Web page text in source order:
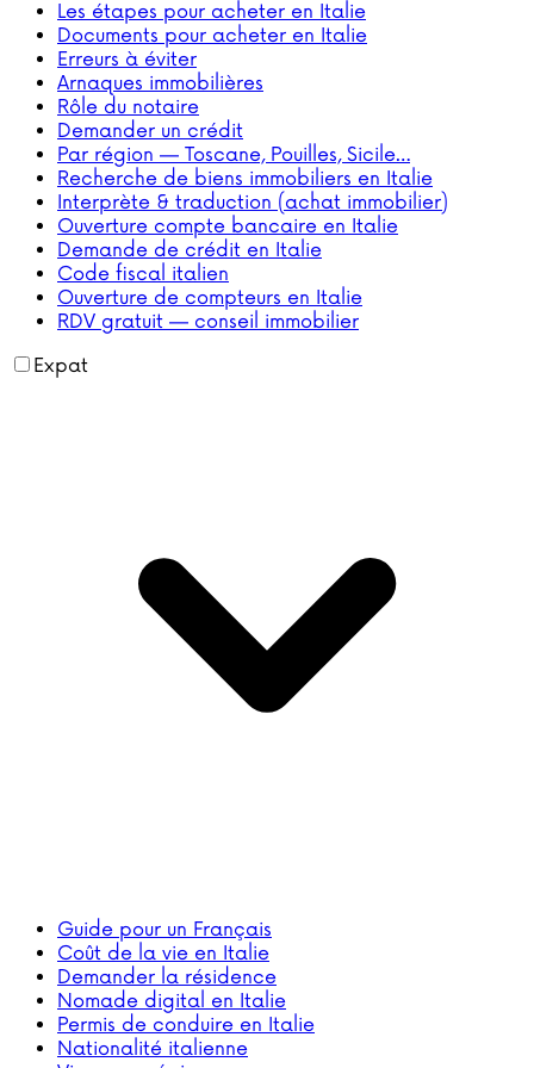
Les étapes pour acheter en Italie
Documents pour acheter en Italie
Erreurs à éviter
Arnaques immobilières
Rôle du notaire
Demander un crédit
Par région — Toscane, Pouilles, Sicile…
Recherche de biens immobiliers en Italie
Interprète & traduction (achat immobilier)
Ouverture compte bancaire en Italie
Demande de crédit en Italie
Code fiscal italien
Ouverture de compteurs en Italie
RDV gratuit — conseil immobilier
Expat
Guide pour un Français
Coût de la vie en Italie
Demander la résidence
Nomade digital en Italie
Permis de conduire en Italie
Nationalité italienne